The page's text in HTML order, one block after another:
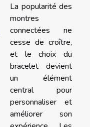
La popularité des
montres
connectées ne
cesse de croître,
et le choix du
bracelet devient
un élément
central pour
personnaliser et
améliorer son